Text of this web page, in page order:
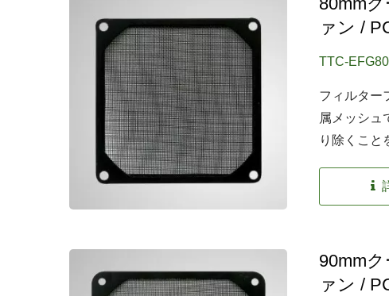
ァン /
TTC-
フィルター
属メッシュ
り除くこと
90mm
ァン /